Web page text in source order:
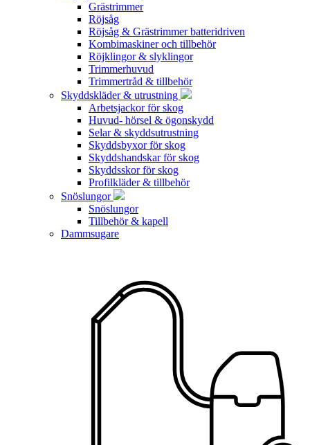
Grästrimmer
Röjsåg
Röjsåg & Grästrimmer batteridriven
Kombimaskiner och tillbehör
Röjklingor & slyklingor
Trimmerhuvud
Trimmertråd & tillbehör
Skyddskläder & utrustning
Arbetsjackor för skog
Huvud- hörsel & ögonskydd
Selar & skyddsutrustning
Skyddsbyxor för skog
Skyddshandskar för skog
Skyddsskor för skog
Profilkläder & tillbehör
Snöslungor
Snöslungor
Tillbehör & kapell
Dammsugare